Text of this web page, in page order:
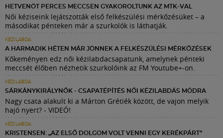
HETVENÖT PERCES MECCSEN GYAKOROLTUNK AZ MTK-VAL
Női kéziseink lejátszották első felkészülési mérkőzésüket – a
másodikat pénteken már a szurkolók is láthatják.
KÉZILABDA
A HARMADIK HÉTEN MÁR JÖNNEK A FELKÉSZÜLÉSI MÉRKŐZÉSEK
Kőkeményen edz női kézilabdacsapatunk, amelynek pénteki
meccsét élőben nézhetik szurkolóink az FM Youtube+-on.
KÉZILABDA
SÁRKÁNYKIRÁLYNŐK - CSAPATÉPÍTÉS NŐI KÉZILABDÁS MÓDRA
Nagy csata alakult ki a Márton Grétiék között, de vajon melyik
hajó nyert? - VIDEÓ!
KÉZILABDA
KRISTENSEN: „AZ ELSŐ DOLGOM VOLT VENNI EGY KERÉKPÁRT”